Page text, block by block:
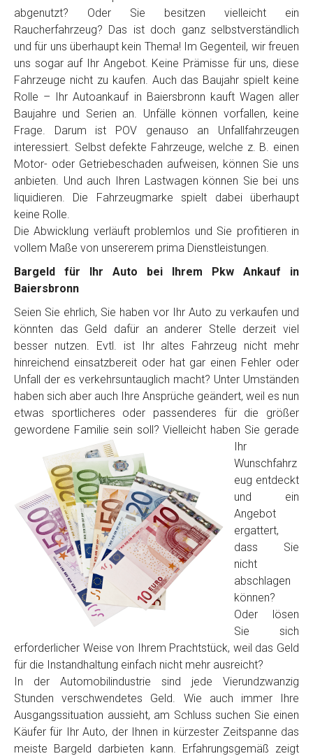
Telefon *
Email
PLZ und Ort
Foto Nr. 1
Foto Nr. 2
Foto Nr. 3
Fertig
Wie viel ist 10+2 ?*
abgenutzt? Oder Sie besitzen vielleicht ein
Raucherfahrzeug? Das ist doch ganz selbstverständlich
und für uns überhaupt kein Thema! Im Gegenteil, wir freuen
uns sogar auf Ihr Angebot. Keine Prämisse für uns, diese
Fahrzeuge nicht zu kaufen. Auch das Baujahr spielt keine
Rolle – Ihr Autoankauf in Baiersbronn kauft Wagen aller
Baujahre und Serien an. Unfälle können vorfallen, keine
Frage. Darum ist POV genauso an Unfallfahrzeugen
interessiert. Selbst defekte Fahrzeuge, welche z. B. einen
Motor- oder Getriebeschaden aufweisen, können Sie uns
anbieten. Und auch Ihren Lastwagen können Sie bei uns
liquidieren. Die Fahrzeugmarke spielt dabei überhaupt
keine Rolle.
Die Abwicklung verläuft problemlos und Sie profitieren in
vollem Maße von unsererem prima Dienstleistungen.
Bargeld für Ihr Auto bei Ihrem Pkw Ankauf in
Baiersbronn
Seien Sie ehrlich, Sie haben vor Ihr Auto zu verkaufen und
könnten das Geld dafür an anderer Stelle derzeit viel
besser nutzen. Evtl. ist Ihr altes Fahrzeug nicht mehr
hinreichend einsatzbereit oder hat gar einen Fehler oder
Unfall der es verkehrsuntauglich macht? Unter Umständen
haben sich aber auch Ihre Ansprüche geändert, weil es nun
etwas sportlicheres oder passenderes für die größer
gewordene Familie sein soll? Vielleicht haben Sie gerade
Ihr
Wunschfahrz
eug entdeckt
und ein
Angebot
ergattert,
dass Sie
nicht
abschlagen
können?
Oder lösen
Sie sich
erforderlicher Weise von Ihrem Prachtstück, weil das Geld
für die Instandhaltung einfach nicht mehr ausreicht?
In der Automobilindustrie sind jede Vierundzwanzig
Stunden verschwendetes Geld. Wie auch immer Ihre
Ausgangssituation aussieht, am Schluss suchen Sie einen
Käufer für Ihr Auto, der Ihnen in kürzester Zeitspanne das
meiste Bargeld darbieten kann. Erfahrungsgemäß zeigt